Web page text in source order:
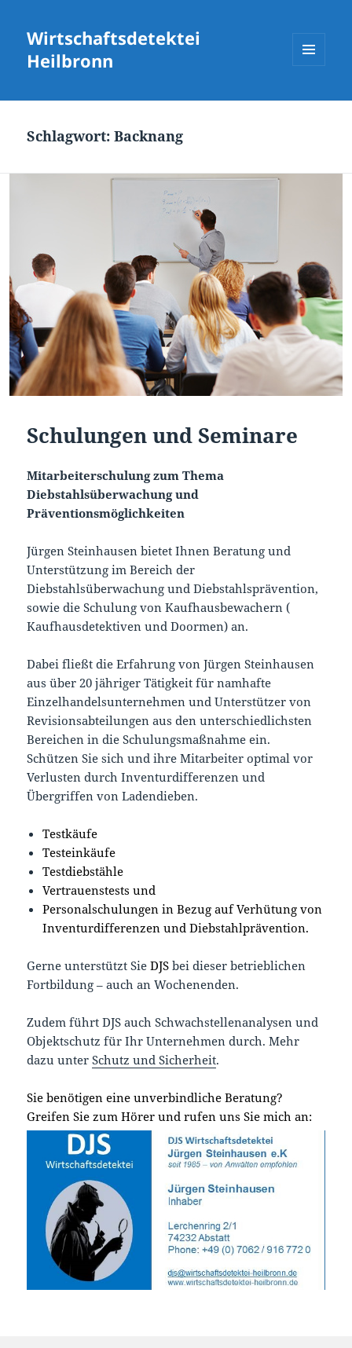
Wirtschaftsdetektei
Heilbronn
WIDGETS
Schlagwort:Backnang
Schulungen und Seminare
Mitarbeiterschulung zum Thema
Diebstahlsüberwachung und
Präventionsmöglichkeiten
Jürgen Steinhausen bietet Ihnen Beratung und
Unterstützung im Bereich der
Diebstahlsüberwachung und Diebstahlsprävention,
sowie die Schulung von Kaufhausbewachern (
Kaufhausdetektiven und Doormen) an.
Dabei fließt die Erfahrung von Jürgen Steinhausen
aus über 20 jähriger Tätigkeit für namhafte
Einzelhandelsunternehmen und Unterstützer von
Revisionsabteilungen aus den unterschiedlichsten
Bereichen in die Schulungsmaßnahme ein.
Schützen Sie sich und ihre Mitarbeiter optimal vor
Verlusten durch Inventurdifferenzen und
Übergriffen von Ladendieben.
Testkäufe
Testeinkäufe
Testdiebstähle
Vertrauenstests und
Personalschulungen in Bezug auf Verhütung von
Inventurdifferenzen und Diebstahlprävention.
Gerne unterstützt SieDJS bei dieser betrieblichen
Fortbildung – auch an Wochenenden.
Zudem führt DJS auch Schwachstellenanalysen und
Objektschutz für Ihr Unternehmen durch. Mehr
dazu unterSchutz und Sicherheit.
Sie benötigen eine unverbindliche Beratung?
Greifen Sie zum Hörer und rufen uns Sie mich an: